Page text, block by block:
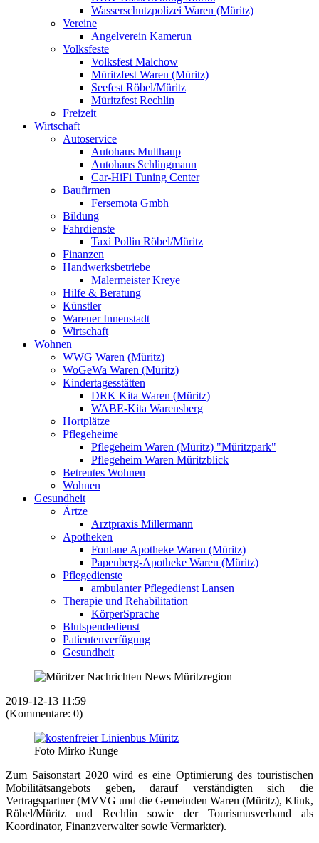
Wasserschutzpolizei Waren (Müritz)
Vereine
Angelverein Kamerun
Volksfeste
Volksfest Malchow
Müritzfest Waren (Müritz)
Seefest Röbel/Müritz
Müritzfest Rechlin
Freizeit
Wirtschaft
Autoservice
Autohaus Multhaup
Autohaus Schlingmann
Car-HiFi Tuning Center
Baufirmen
Fersemota Gmbh
Bildung
Fahrdienste
Taxi Pollin Röbel/Müritz
Finanzen
Handwerksbetriebe
Malermeister Kreye
Hilfe & Beratung
Künstler
Warener Innenstadt
Wirtschaft
Wohnen
WWG Waren (Müritz)
WoGeWa Waren (Müritz)
Kindertagesstätten
DRK Kita Waren (Müritz)
WABE-Kita Warensberg
Hortplätze
Pflegeheime
Pflegeheim Waren (Müritz) "Müritzpark"
Pflegeheim Waren Müritzblick
Betreutes Wohnen
Wohnen
Gesundheit
Ärtze
Arztpraxis Millermann
Apotheken
Fontane Apotheke Waren (Müritz)
Papenberg-Apotheke Waren (Müritz)
Pflegedienste
ambulanter Pflegedienst Lansen
Therapie und Rehabilitation
KörperSprache
Blutspendedienst
Patientenverfügung
Gesundheit
2019-12-13 11:59
(Kommentare: 0)
Foto Mirko Runge
Zum Saisonstart 2020 wird es eine Optimierung des touristischen
Mobilitätsangebots geben, darauf verständigten sich die
Vertragspartner (MVVG und die Gemeinden Waren (Müritz), Klink,
Röbel/Müritz und Rechlin sowie der Tourismusverband als
Koordinator, Finanzverwalter sowie Vermarkter).